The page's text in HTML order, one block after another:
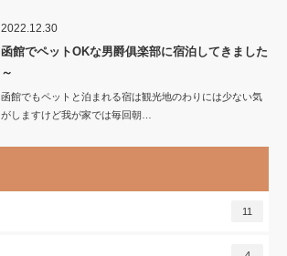
2022.12.30
函館でペットOKな男爵俱楽部に宿泊してきました
～
函館でもペットと泊まれる宿は観光地のわりには少ない気
がしますけど我が家では毎回朝…
11